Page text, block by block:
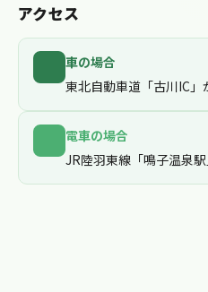
アクセス
車の場合
東北自動車道「古川IC」
電車の場合
JR陸羽東線「鳴子温泉